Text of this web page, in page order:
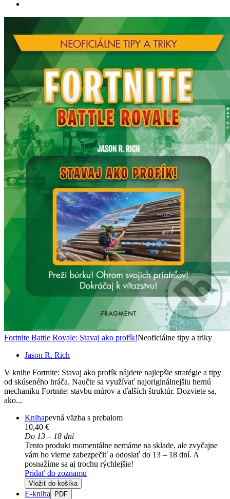
Fortnite Battle Royale: Stavaj ako profík!Neoficiálne tipy a triky
Jason R. Rich
V knihe Fortnite: Stavaj ako profík nájdete najlepšie stratégie a tipy
od skúseného hráča. Naučte sa využívať najoriginálnejšiu hernú
mechaniku Fortnite: stavbu múrov a ďalších štruktúr. Dozviete sa,
ako...
Knihapevná väzba s prebalom
10,40 €
Do 13 – 18 dní
Tento produkt momentálne nemáme na sklade, ale zvyčajne
vám ho vieme zabezpečiť a odoslať do 13 – 18 dní. A
posnažíme sa aj trochu rýchlejšie!
Pridať do zoznamu
Vložiť do košíka
E-kniha PDF